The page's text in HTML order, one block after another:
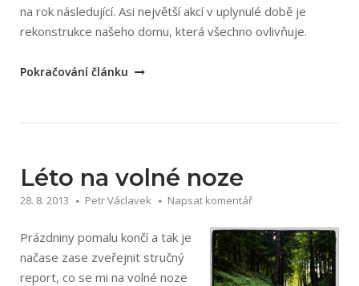
na rok následující. Asi největší akcí v uplynulé době je
rekonstrukce našeho domu, která všechno ovlivňuje.
„Podzim
volné
noze“
Pokračování článku
Léto na volné noze
28. 8. 2013 Petr Václavek Napsat komentář
Prázdniny pomalu končí a tak je
načase zase zveřejnit stručný
report, co se mi na volné noze